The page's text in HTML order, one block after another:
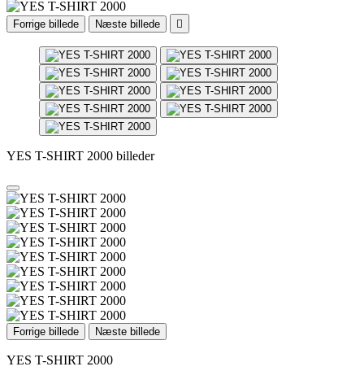
Forrige billede Næste billede 
YES T-SHIRT 2000 billeder
Forrige billede Næste billede
YES T-SHIRT 2000